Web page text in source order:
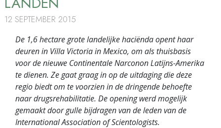
12 SEPTEMBER 2015
De 1,6 hectare grote landelijke haciënda opent haar
deuren in Villa Victoria in Mexico, om als thuisbasis
voor de nieuwe Continentale Narconon Latijns-Amerika
te dienen. Ze gaat graag in op de uitdaging die deze
regio biedt om te voorzien in de dringende behoefte
naar drugsrehabilitatie. De opening werd mogelijk
gemaakt door gulle bijdragen van de leden van de
International Association of Scientologists.